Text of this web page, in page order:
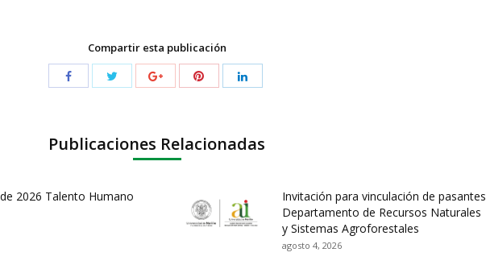
Compartir esta publicación
Publicaciones Relacionadas
2026 Talento Humano
Invitación para vinculación de pasantes
Departamento de Recursos Naturales
y Sistemas Agroforestales
agosto 4, 2026